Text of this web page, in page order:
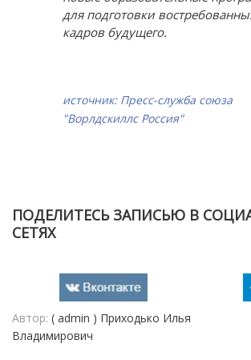
для подготовки
кадров будущего.
источник: Пресс-служба союза
"Ворлдскиллс Россия"
ПОДЕЛИТЕСЬ ЗАПИСЬЮ В
СЕТЯХ
Автор: ( admin ) Приходько Илья
Владимирович